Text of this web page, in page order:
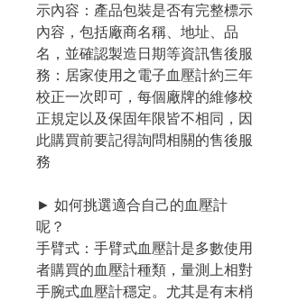
示內容：產品包裝是否有完整標示
內容，包括廠商名稱、地址、品
名，並確認製造日期等資訊售後服
務：居家使用之電子血壓計約三年
校正一次即可，每個廠牌的維修校
正規定以及保固年限皆不相同，因
此購買前要記得詢問相關的售後服
務
► 如何挑選適合自己的血壓計
呢？
手臂式：手臂式血壓計是多數使用
者購買的血壓計種類，量測上相對
手腕式血壓計穩定。尤其是有末梢